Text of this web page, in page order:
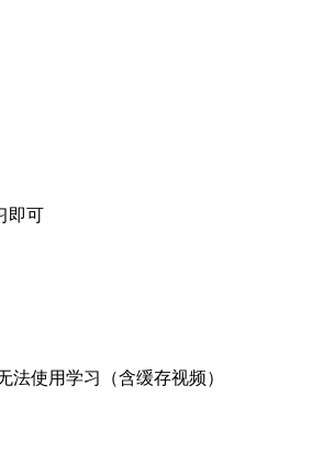
即可
使用学习（含缓存视频）